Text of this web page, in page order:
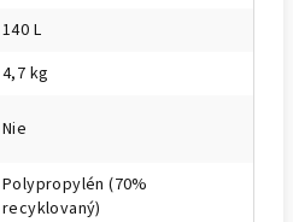
140 L
4,7 kg
Nie
Polypropylén (70%
recyklovaný)